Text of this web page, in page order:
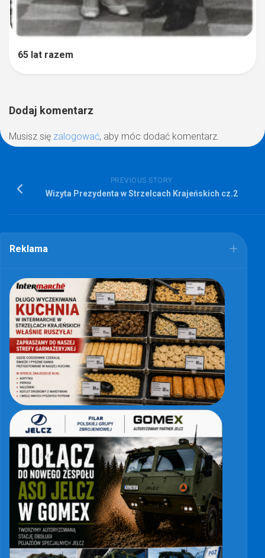
65 lat razem
Dodaj komentarz
Musisz się zalogować, aby móc dodać komentarz.
PREVIOUS STORY
Wizyta Prezydenta w Strzelcach Krajeńskich cz.2
Reklama